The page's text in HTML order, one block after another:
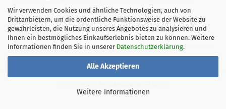
Wir verwenden Cookies und ähnliche Technologien, auch von
Drittanbietern, um die ordentliche Funktionsweise der Website zu
gewährleisten, die Nutzung unseres Angebotes zu analysieren und
Ihnen ein bestmögliches Einkaufserlebnis bieten zu können. Weitere
Informationen finden Sie in unserer Datenschutzerklärung.
Alle Akzeptieren
Weitere Informationen
Kabel, Adapter und Verbindungstechnik.
Zum Ratgeber